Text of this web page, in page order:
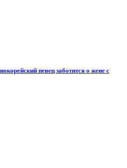
певец заботится о жене с